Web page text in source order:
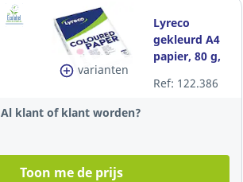
varianten
Lyreco
gekleurd A4
papier, 80 g,
vel
Ref: 122.386
Al klant of klant worden?
Toon me de prijs